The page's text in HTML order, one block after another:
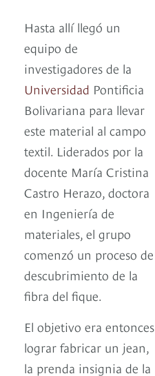
Hasta allí llegó un
equipo de
investigadores de la
Universidad Pontificia
Bolivariana para llevar
este material al campo
textil. Liderados por la
docente María Cristina
Castro Herazo, doctora
en Ingeniería de
materiales, el grupo
comenzó un proceso de
descubrimiento de la
fibra del fique.
El objetivo era entonces
lograr fabricar un jean,
la prenda insignia de la